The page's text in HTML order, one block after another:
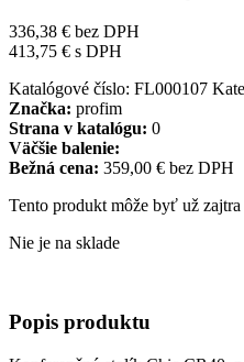
336,38 € bez DPH
413,75 € s DPH
Katalógové číslo: FL000107
Značka: profim
Strana v katalógu: 0
Väčšie balenie:
Bežná cena: 359,00 € bez DPH
Tento produkt môže byť už zajtra
Nie je na sklade
Popis produktu